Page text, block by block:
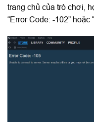
trang chủ của trò chơi,
“Error Code: -102” hoặc